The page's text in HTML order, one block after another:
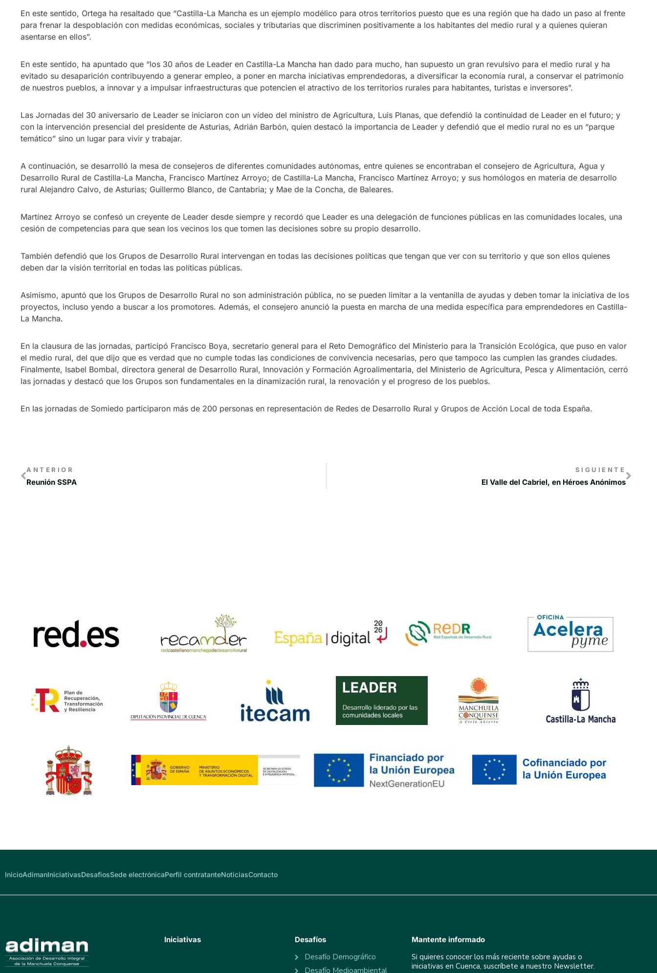
En este sentido, Ortega ha resaltado que “Castilla-La Mancha es un ejemplo modélico para otros territorios puesto que es una región que ha dado un paso al frente
para frenar la despoblación con medidas económicas, sociales y tributarias que discriminen positivamente a los habitantes del medio rural y a quienes quieran
asentarse en ellos”.
En este sentido, ha apuntado que “los 30 años de Leader en Castilla-La Mancha han dado para mucho, han supuesto un gran revulsivo para el medio rural y ha
evitado su desaparición contribuyendo a generar empleo, a poner en marcha iniciativas emprendedoras, a diversificar la economía rural, a conservar el patrimonio
de nuestros pueblos, a innovar y a impulsar infraestructuras que potencien el atractivo de los territorios rurales para habitantes, turistas e inversores”.
Las Jornadas del 30 aniversario de Leader se iniciaron con un vídeo del ministro de Agricultura, Luis Planas, que defendió la continuidad de Leader en el futuro; y
con la intervención presencial del presidente de Asturias, Adrián Barbón, quien destacó la importancia de Leader y defendió que el medio rural no es un “parque
temático” sino un lugar para vivir y trabajar.
A continuación, se desarrolló la mesa de consejeros de diferentes comunidades autónomas, entre quienes se encontraban el consejero de Agricultura, Agua y
Desarrollo Rural de Castilla-La Mancha, Francisco Martínez Arroyo; de Castilla-La Mancha, Francisco Martínez Arroyo; y sus homólogos en materia de desarrollo
rural Alejandro Calvo, de Asturias; Guillermo Blanco, de Cantabria; y Mae de la Concha, de Baleares.
Martínez Arroyo se confesó un creyente de Leader desde siempre y recordó que Leader es una delegación de funciones públicas en las comunidades locales, una
cesión de competencias para que sean los vecinos los que tomen las decisiones sobre su propio desarrollo.
También defendió que los Grupos de Desarrollo Rural intervengan en todas las decisiones políticas que tengan que ver con su territorio y que son ellos quienes
deben dar la visión territorial en todas las políticas públicas.
Asimismo, apuntó que los Grupos de Desarrollo Rural no son administración pública, no se pueden limitar a la ventanilla de ayudas y deben tomar la iniciativa de los
proyectos, incluso yendo a buscar a los promotores. Además, el consejero anunció la puesta en marcha de una medida específica para emprendedores en Castilla-
La Mancha.
En la clausura de las jornadas, participó Francisco Boya, secretario general para el Reto Demográfico del Ministerio para la Transición Ecológica, que puso en valor
el medio rural, del que dijo que es verdad que no cumple todas las condiciones de convivencia necesarias, pero que tampoco las cumplen las grandes ciudades.
Finalmente, Isabel Bombal, directora general de Desarrollo Rural, Innovación y Formación Agroalimentaria, del Ministerio de Agricultura, Pesca y Alimentación, cerró
las jornadas y destacó que los Grupos son fundamentales en la dinamización rural, la renovación y el progreso de los pueblos.
En las jornadas de Somiedo participaron más de 200 personas en representación de Redes de Desarrollo Rural y Grupos de Acción Local de toda España.
ANTERIOR
Reunión SSPA
SIGUIENTE
El Valle del Cabriel, en Héroes Anónimos
InicioAdimanIniciativasDesafiosSede electrónicaPerfil contratanteNoticiasContacto
Iniciativas Desafíos
Desafío Demográfico
Desafío Medioambiental
Mantente informado
Si quieres conocer los más reciente sobre ayudas o
iniciativas en Cuenca, suscríbete a nuestro Newsletter.